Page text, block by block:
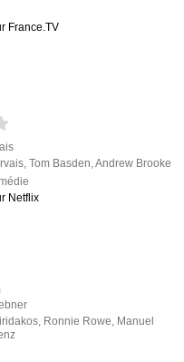
France.TV
,Tom Basden,Andrew Brooke
Netflix
, Ronnie Rowe, Manuel